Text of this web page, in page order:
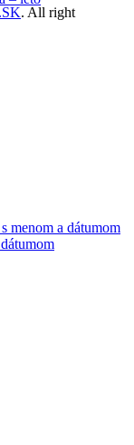
menom a dátumom
. All right